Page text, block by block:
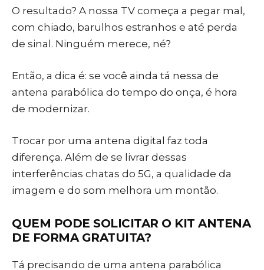
O resultado? A nossa TV começa a pegar mal,
com chiado, barulhos estranhos e até perda
de sinal. Ninguém merece, né?
Então, a dica é: se você ainda tá nessa de
antena parabólica do tempo do onça, é hora
de modernizar.
Trocar por uma antena digital faz toda
diferença. Além de se livrar dessas
interferências chatas do 5G, a qualidade da
imagem e do som melhora um montão.
QUEM PODE SOLICITAR O KIT ANTENA
DE FORMA GRATUITA?
Tá precisando de uma antena parabólica